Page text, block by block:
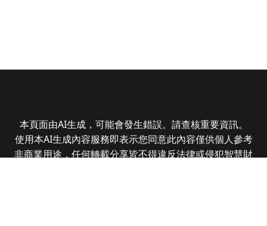
本頁面由AI生成，可能會發生錯誤。請查核重要資訊。
使用本AI生成內容服務即表示您同意此內容僅供個人參考
非商業用途，任何轉載分享皆不得違反法律或侵犯智慧財